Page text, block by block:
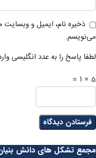
ذخیره نام، ایمیل و وبسایت
می‌نویسم.
لطفا پاسخ را به عدد انگلیسی
5 × 1 =
مجمع تشکل های دانش